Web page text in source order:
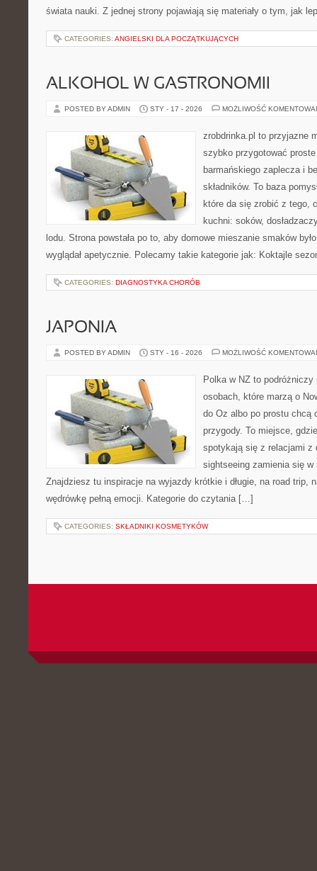
świata nauki. Z jednej strony pojawiają się materiały o tym, jak
CATEGORIES: ANGIELSKI DLA POCZĄTKUJĄCYCH
ALKOHOL W GASTRONOMII
POSTED BY ADMIN STY - 17 - 2026 MOŻLIWOŚĆ
zrobdrinka.pl to przyjazne
szybko przygotować
barmańskiego zaplecza i
składników. To baza
które da się zrobić z tego,
kuchni: soków,
lodu. Strona powstała po to, aby domowe mieszanie smaków
wyglądał apetycznie. Polecamy takie kategorie jak: Koktajle
CATEGORIES: DIAGNOSTYKA CHORÓB
JAPONIA
POSTED BY ADMIN STY - 16 - 2026 MOŻLIWOŚĆ
Polka w NZ to
osobach, które marzą o
do Oz albo po prostu chcą
przygody. To miejsce,
spotykają się z relacjami z
sightseeing zamienia się w
Znajdziesz tu inspiracje na wyjazdy krótkie i długie, na road trip,
wędrówkę pełną emocji. Kategorie do czytania […]
CATEGORIES: SKŁADNIKI KOSMETYKÓW